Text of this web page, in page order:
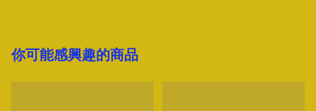
你可能感興趣的商品